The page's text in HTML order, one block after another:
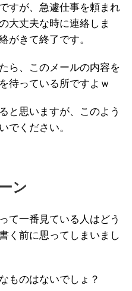
すが、急遽仕事を頼まれ
大丈夫な時に連絡しま
がきて終了です。
ら、このメールの内容を
待っている所ですよｗ
と思いますが、このよう
でください。
ン
て一番見ている人はどう
く前に思ってしまいまし
ものはないでしょ？